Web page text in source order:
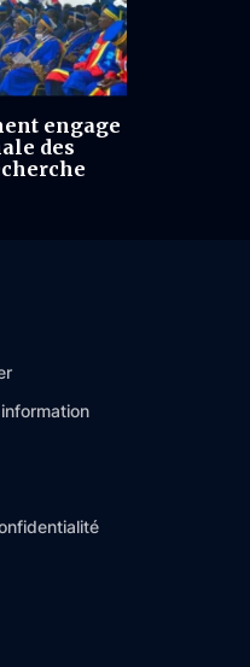
engage
des